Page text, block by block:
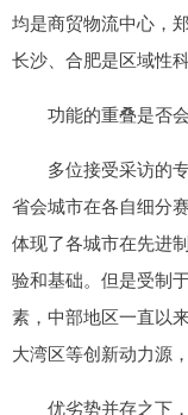
均是商贸物流中心，
长沙、合肥是区域性
功能的重叠是否会
多位接受采访的专
省会城市在各自细分
体现了各城市在先进
验和基础。但是受制
素，中部地区一直以
大湾区等创新动力源
优劣势并存之下，